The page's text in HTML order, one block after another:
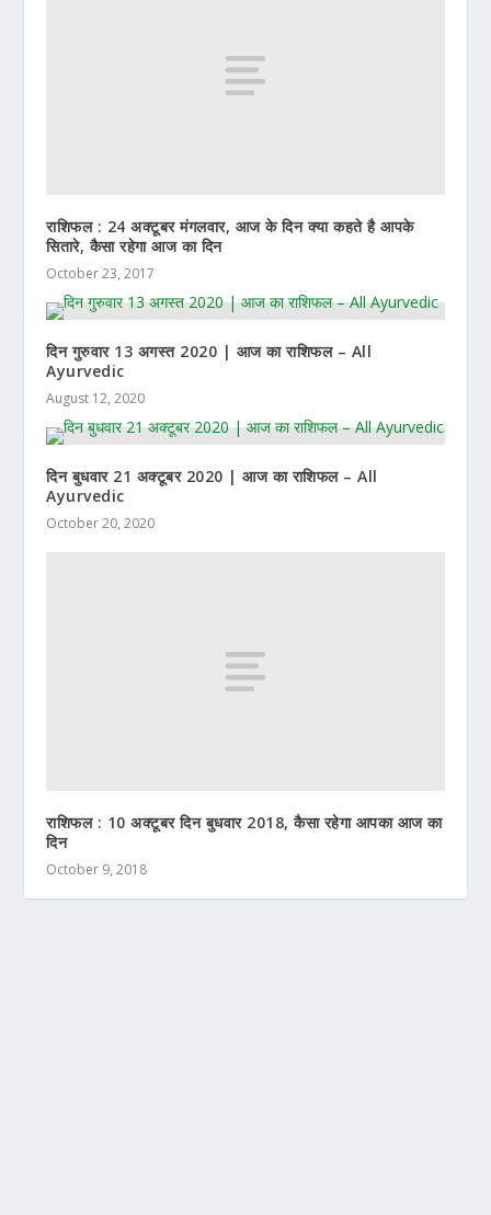
राशिफल : 24 अक्टूबर मंगलवार, आज के दिन क्या कहते है आपके
सितारे, कैसा रहेगा आज का दिन
October 23, 2017
दिन गुरुवार 13 अगस्त 2020 | आज का राशिफल – All
Ayurvedic
August 12, 2020
दिन बुधवार 21 अक्टूबर 2020 | आज का राशिफल – All
Ayurvedic
October 20, 2020
राशिफल : 10 अक्टूबर दिन बुधवार 2018, कैसा रहेगा आपका आज का
दिन
October 9, 2018